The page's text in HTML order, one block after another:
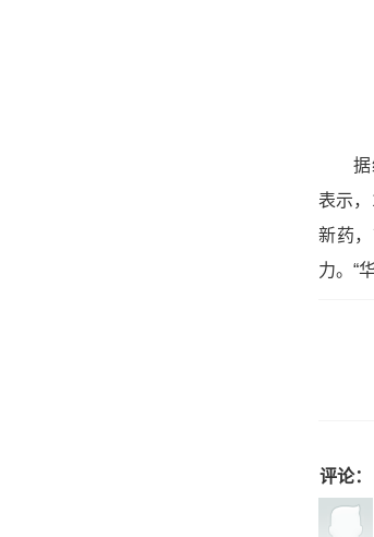
据统
表示
新药
力。“
评论：